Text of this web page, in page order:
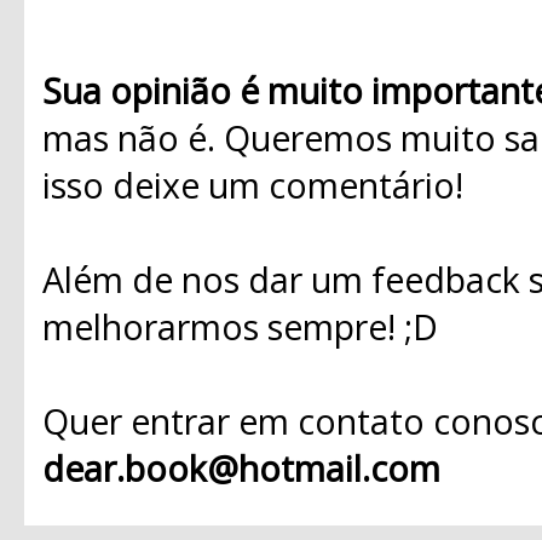
Sua opinião é muito
mas não é. Queremos muito
isso deixe um comentário!
Além de nos dar um
melhorarmos sempre! ;D
Quer entrar em contato
dear.book@hotmail.com